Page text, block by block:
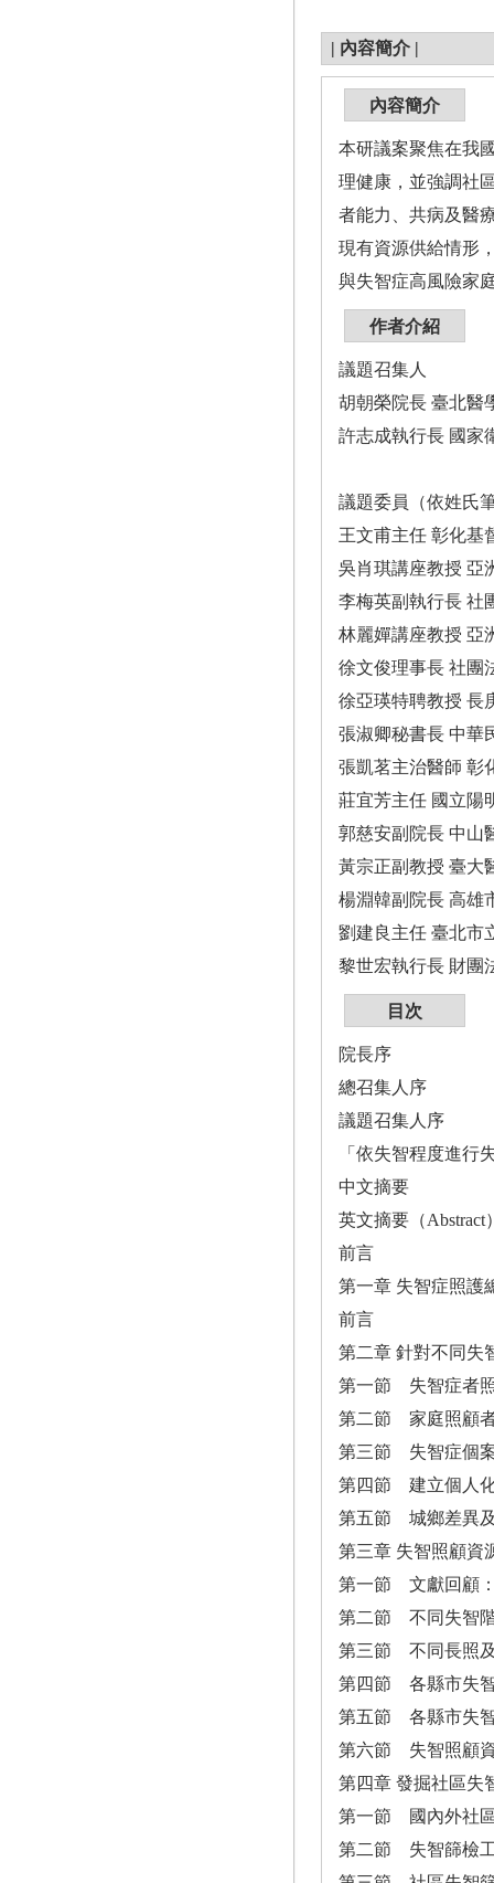
| 內容簡介 |
內容簡介
本研議案聚焦在我
理健康，並強調社
者能力、共病及醫
現有資源供給情形
與失智症高風險家
作者介紹
議題召集人
胡朝榮院長 臺北醫
許志成執行長 國家
議題委員（依姓氏
王文甫主任 彰化基
吳肖琪講座教授 亞
李梅英副執行長 社
林麗嬋講座教授 亞
徐文俊理事長 社團
徐亞瑛特聘教授 長
張淑卿秘書長 中華
張凱茗主治醫師 彰
莊宜芳主任 國立陽
郭慈安副院長 中山
黃宗正副教授 臺大
楊淵韓副院長 高雄
劉建良主任 臺北市
黎世宏執行長 財團
目次
院長序
總召集人序
議題召集人序
「依失智程度進行
中文摘要
英文摘要（Abstract
前言
第一章 失智症照護
前言
第二章 針對不同失
第一節 失智症者
第二節 家庭照顧
第三節 失智症個
第四節 建立個人
第五節 城鄉差異
第三章 失智照顧資
第一節 文獻回顧
第二節 不同失智
第三節 不同長照
第四節 各縣市失
第五節 各縣市失
第六節 失智照顧
第四章 發掘社區失
第一節 國內外社
第二節 失智篩檢